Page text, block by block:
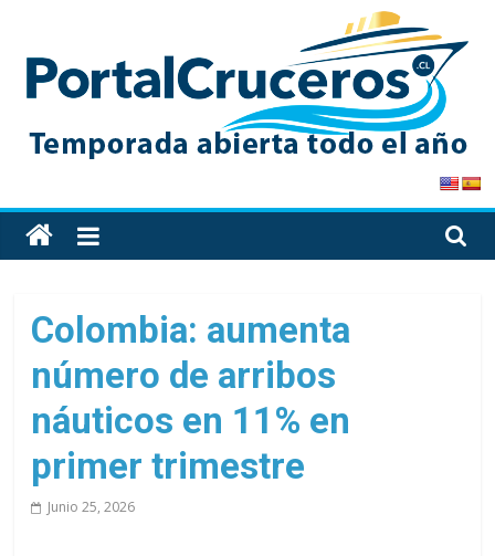
content
PortalCruceros
Toda
la
de
cruceros
en
un
solo
Colombia: aumenta
número de arribos
náuticos en 11% en
primer trimestre
Junio 25, 2026